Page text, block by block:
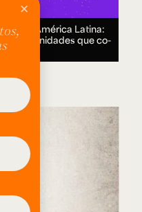
en América Latina:
y comunidades que co-